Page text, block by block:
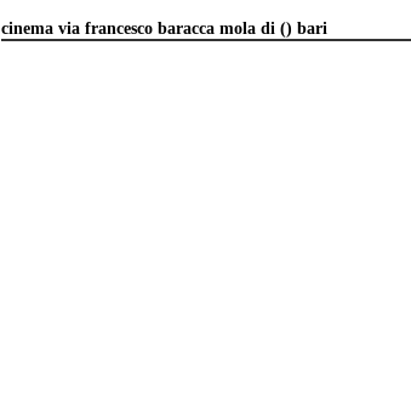
cinema via francesco baracca mola di () bari